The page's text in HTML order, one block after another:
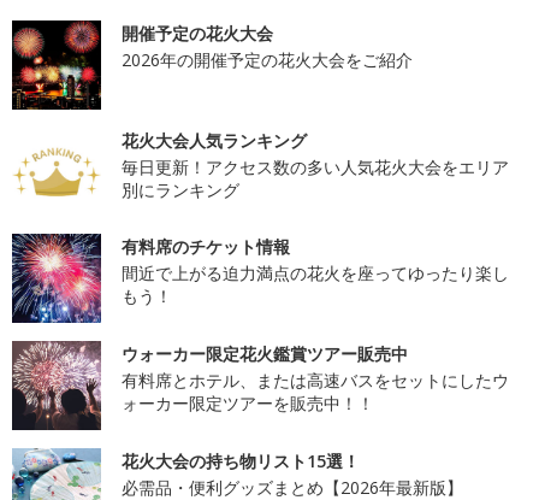
開催予定の花火大会
2026年の開催予定の花火大会をご紹介
花火大会人気ランキング
毎日更新！アクセス数の多い人気花火大会をエリア
別にランキング
有料席のチケット情報
間近で上がる迫力満点の花火を座ってゆったり楽し
もう！
ウォーカー限定花火鑑賞ツアー販売中
有料席とホテル、または高速バスをセットにしたウ
ォーカー限定ツアーを販売中！！
花火大会の持ち物リスト15選！
必需品・便利グッズまとめ【2026年最新版】